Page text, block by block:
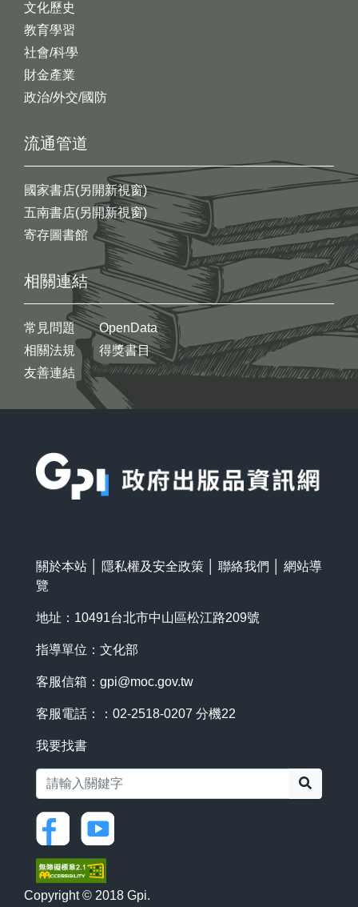
文化歷史
教育學習
社會/科學
財金產業
政治/外交/國防
流通管道
國家書店(另開新視窗)
五南書店(另開新視窗)
寄存圖書館
相關連結
常見問題
相關法規
友善連結
OpenData
得獎書目
關於本站 隱私權及安全政策 聯絡我們
網站導
覽
地址：10491台北市中山區松江路209號
指導單位：文化部
客服信箱： gpi@moc.gov.tw
客服電話：：02-2518-0207 分機22
我要找書
Copyright © 2018 Gpi.